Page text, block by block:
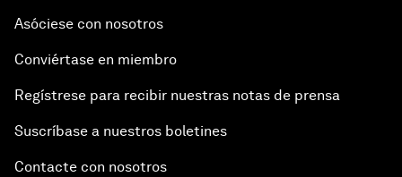
Asóciese con nosotros
Conviértase en miembro
Regístrese para recibir nuestras notas de prensa
Suscríbase a nuestros boletines
Contacte con nosotros